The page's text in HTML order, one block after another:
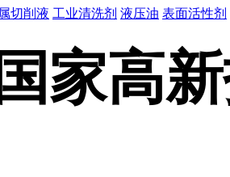
切削液 工业清洗剂 液压油 表面活性剂
家高